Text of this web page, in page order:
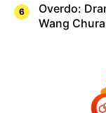
Overdo:
Wang